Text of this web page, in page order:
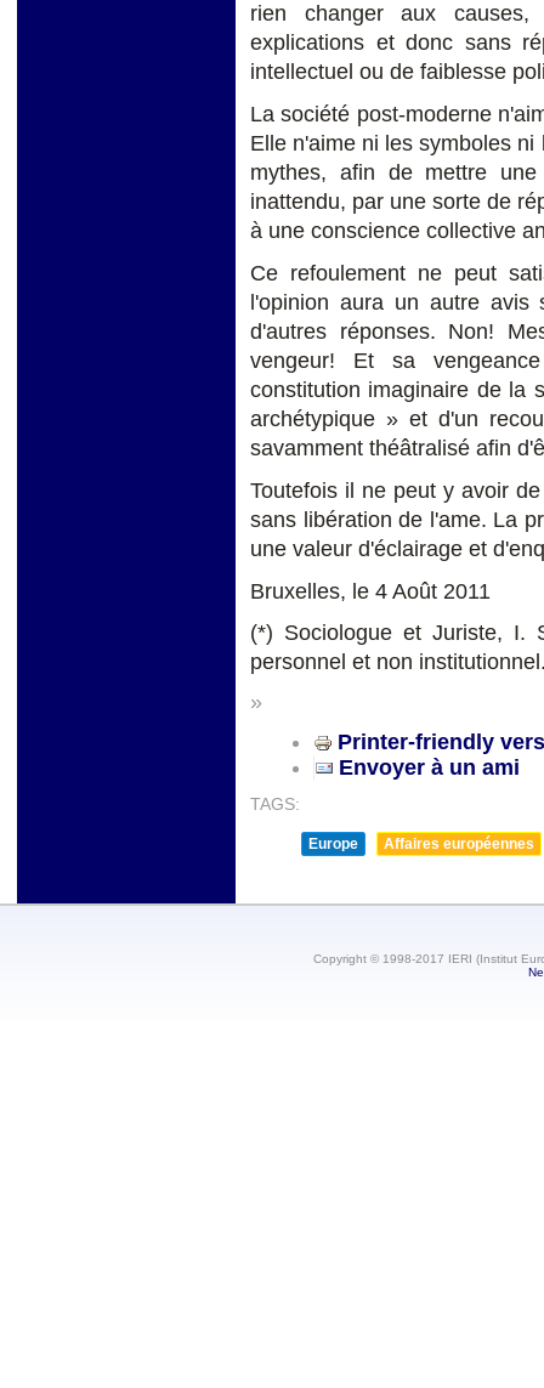
rien changer aux
explications et donc sans
intellectuel ou de faiblesse
La société post-moderne
Elle n'aime ni les symboles
mythes, afin de mettre
inattendu, par une sorte de
à une conscience collective
Ce refoulement ne peut
l'opinion aura un autre avis
d'autres réponses. Non!
vengeur! Et sa
constitution imaginaire de la
archétypique » et d'un
savamment théâtralisé afin
Toutefois il ne peut y avoir
sans libération de l'ame. La
une valeur d'éclairage et
Bruxelles, le 4 Août 2011
(*) Sociologue et Juriste, I.
personnel et non
»
Printer-friendly
Envoyer à un ami
TAGS:
Europe Affaires européennes
Copyright © 1998-2017 IERI (Institut